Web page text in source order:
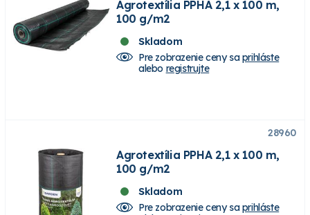
Agrotextília PPHA 2,1 x 100 m,
100 g/m2
Skladom
Pre zobrazenie ceny saprihláste
alebo registrujte
28960
Agrotextília PPHA 2,1 x 100 m,
100 g/m2
Skladom
Pre zobrazenie ceny saprihláste